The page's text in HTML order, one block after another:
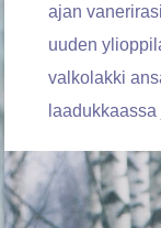
ajan
uuden
valkolakki